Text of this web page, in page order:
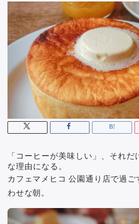
「コーヒーが美味しい」、それ
な理由になる。
カフェマメヒコ 公園通り店で過ご
わせな朝。